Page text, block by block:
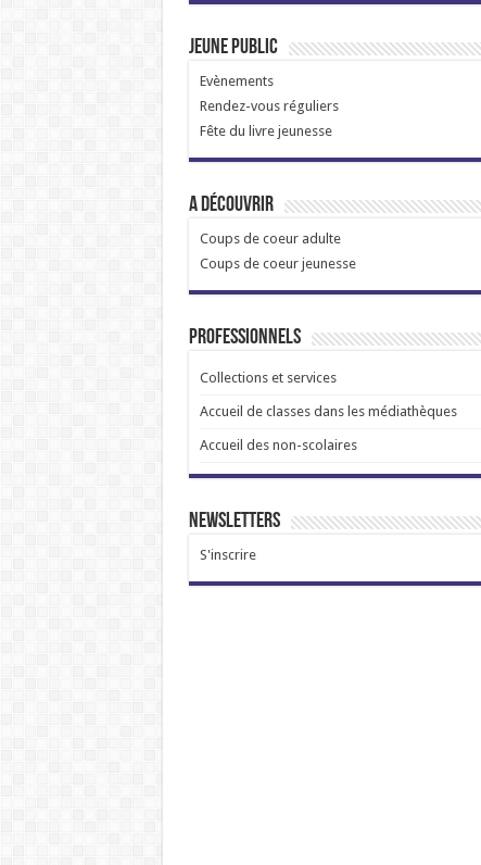
Jeune public
Evènements
Rendez-vous réguliers
Fête du livre jeunesse
A découvrir
Coups de coeur adulte
Coups de coeur jeunesse
Professionnels
Collections et services
Accueil de classes dans les médiathèques
Accueil des non-scolaires
Newsletters
S'inscrire